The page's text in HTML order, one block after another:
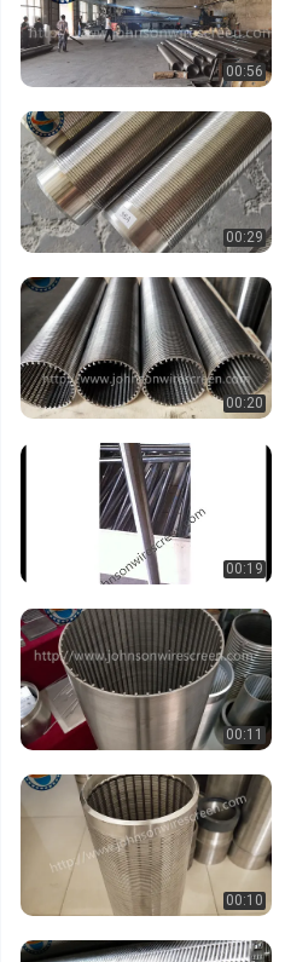
00:56
00:29
00:20
00:19
00:11
00:10